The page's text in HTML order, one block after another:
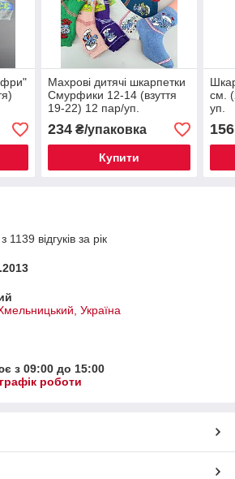
Махрові дитячі шкарпетки
Смурфики 12-14 (взуття
19-22) 12 пар/уп.
234₴/упаковка
Купити
см.
уп.
156
відгуків за рік
Україна
з 09:00 до 15:00
роботи